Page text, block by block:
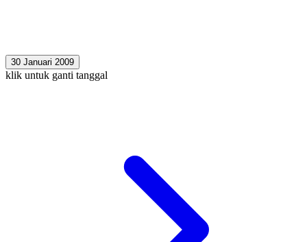
30 Januari 2009
klik untuk ganti tanggal